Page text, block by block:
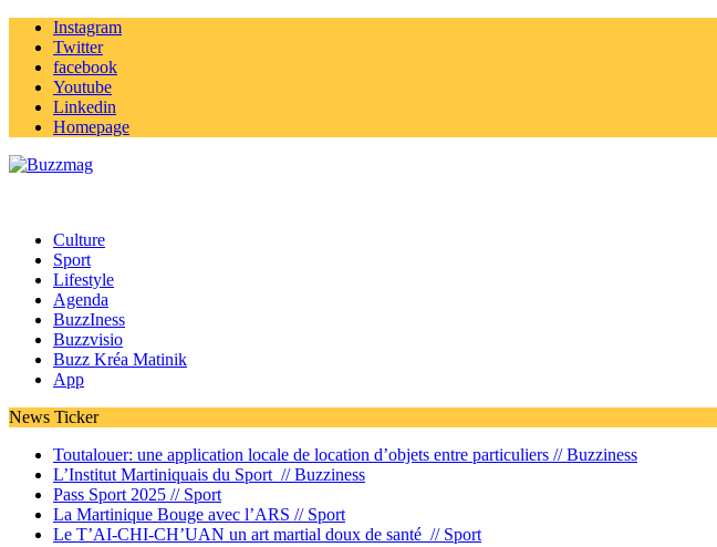
Instagram
Twitter
facebook
Youtube
Linkedin
Homepage
Culture
Sport
Lifestyle
Agenda
BuzzIness
Buzzvisio
Buzz Kréa Matinik
App
News Ticker
Toutalouer: une application locale de location d’objets entre particuliers //Buzziness
L’Institut Martiniquais du Sport //Buzziness
Pass Sport 2025 // Sport
La Martinique Bouge avec l’ARS // Sport
Le T’AI-CHI-CH’UAN un art martial doux de santé // Sport